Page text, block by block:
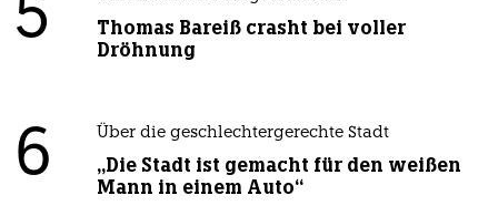
5
Thomas Bareiß crasht bei voller
Dröhnung
6 Über die geschlechtergerechte Stadt
„Die Stadt ist gemacht für den weißen
Mann in einem Auto“